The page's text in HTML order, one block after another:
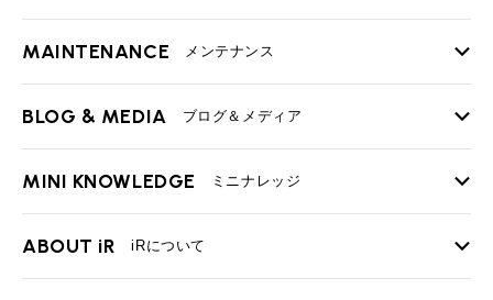
TOP
必要書類
MAINTENANCE メンテナンス
TOP
最近の修理実績
BLOG & MEDIA ブログ＆メディア
TOP
User's Voice 購入者様の声
MINI KNOWLEDGE ミニナレッジ
TOP
ABOUT iR iRについて